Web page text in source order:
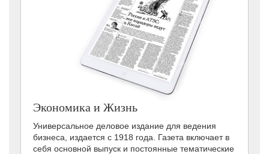
Экономика и Жизнь
Универсальное деловое издание для ведения
бизнеса, издается с 1918 года. Газета включает в
себя основной выпуск и постоянные тематические